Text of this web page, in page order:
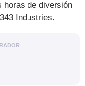
horas de diversión
Industries.